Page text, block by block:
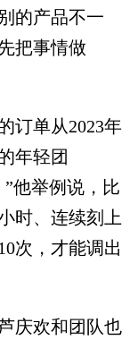
的产品不一
把事情做
单从2023年
年轻团
他举例说，比
时、连续刻上
次，才能调出
庆欢和团队也